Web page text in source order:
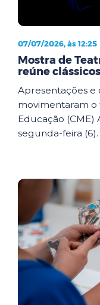
07/07/2026, às 12:25
Mostra de
reúne
Apresentações e
movimentaram
Educação (CME)
segunda-feira (6).